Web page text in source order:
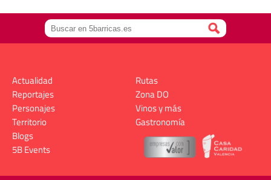
Actualidad
Reportajes
Personajes
Territorio
Rutas
Zona DO
Vinos y más
Gastronomía
Blogs
5B Events